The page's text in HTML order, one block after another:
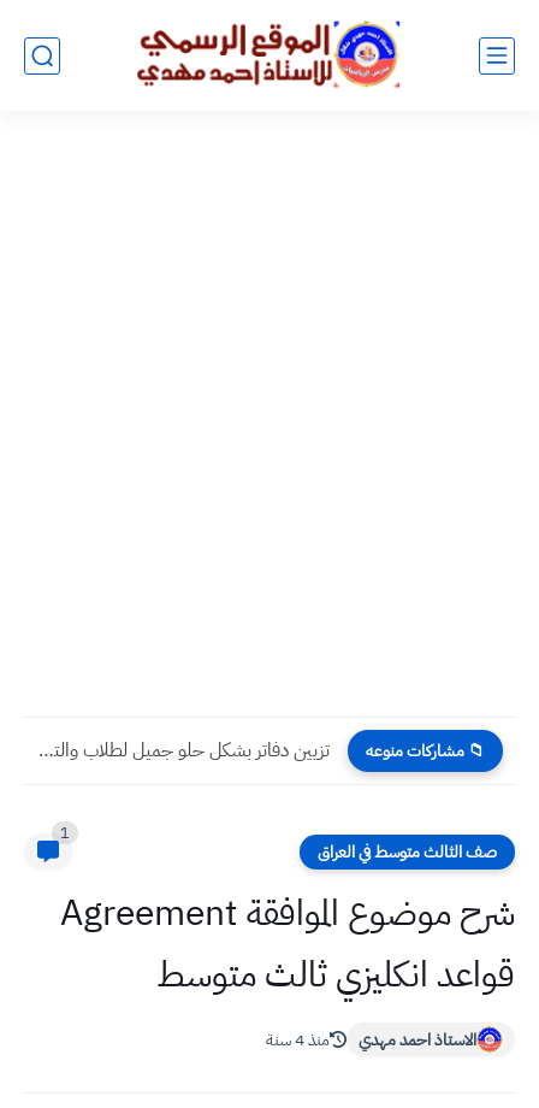
📁 مشاركات منوعه تزيين دفاتر بشكل حلو جميل لطلاب والتلاميذ
صف الثالث متوسط في العراق
1
شرح موضوع الموافقة Agreement
قواعد انكليزي ثالث متوسط
الاستاذ احمد مهدي منذ 4 سنة